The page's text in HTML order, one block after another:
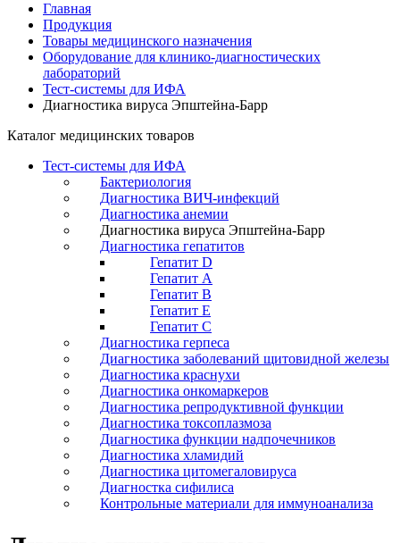
Главная
Продукция
Товары медицинского назначения
Оборудование для клинико-диагностических
лабораторий
Тест-системы для ИФА
Диагностика вируса Эпштейна-Барр
Каталог медицинских товаров
Тест-системы для ИФА
Бактериология
Диагностика ВИЧ-инфекций
Диагностика анемии
Диагностика вируса Эпштейна-Барр
Диагностика гепатитов
Гепатит D
Гепатит А
Гепатит В
Гепатит Е
Гепатит С
Диагностика герпеса
Диагностика заболеваний щитовидной железы
Диагностика краснухи
Диагностика онкомаркеров
Диагностика репродуктивной функции
Диагностика токсоплазмоза
Диагностика функции надпочечников
Диагностика хламидий
Диагностика цитомегаловируса
Диагностка сифилиса
Контрольные материали для иммуноанализа